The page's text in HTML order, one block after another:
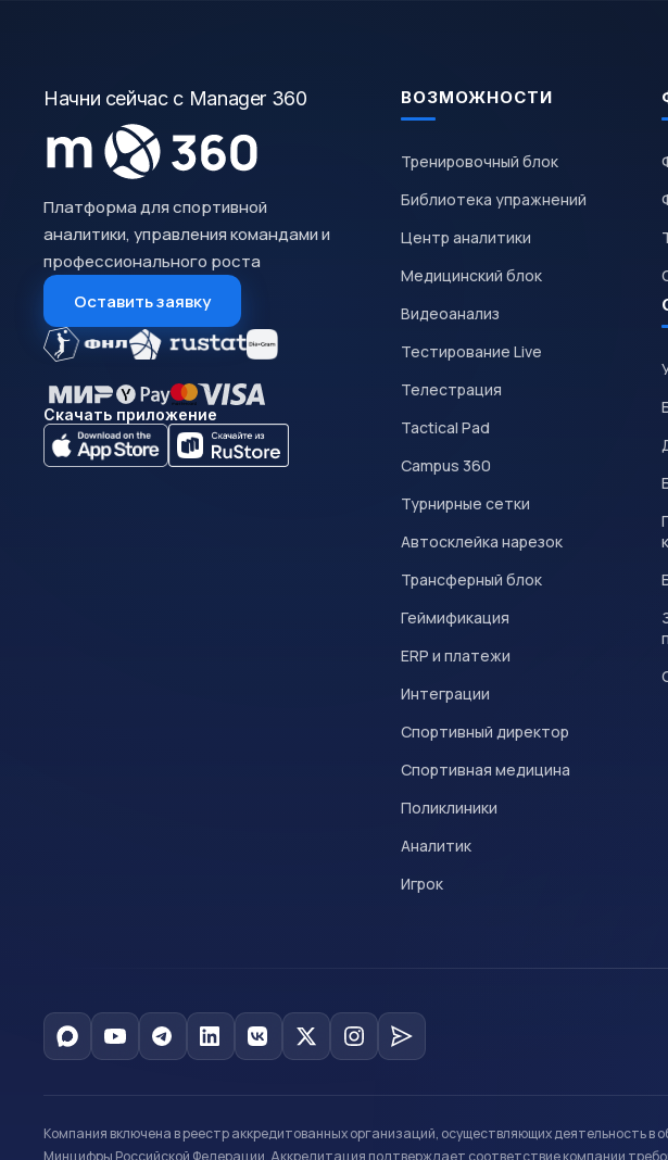
Начни сейчас с Manager 360
Платформа для спортивной
аналитики, управления командами и
профессионального роста
Оставить заявку
Скачать приложение
ВОЗМОЖНОСТИ
Тренировочный блок
Библиотека упражнений
Центр аналитики
Медицинский блок
Видеоанализ
Тестирование Live
Телестрация
Tactical Pad
Campus 360
Турнирные сетки
Автосклейка нарезок
Трансферный блок
Геймификация
ERP и платежи
Интеграции
Спортивный директор
Спортивная медицина
Поликлиники
Аналитик
Игрок
Компания включена в реестр аккредитованных организаций, осуществляющих деятельность
Минцифры Российской Федерации. Аккредитация подтверждает соответствие компании